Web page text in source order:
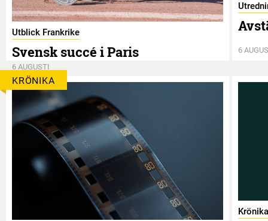
Utblick Frankrike
Svensk succé i Paris
6 AUGUSTI
6
KRÖNIKA
Krönika